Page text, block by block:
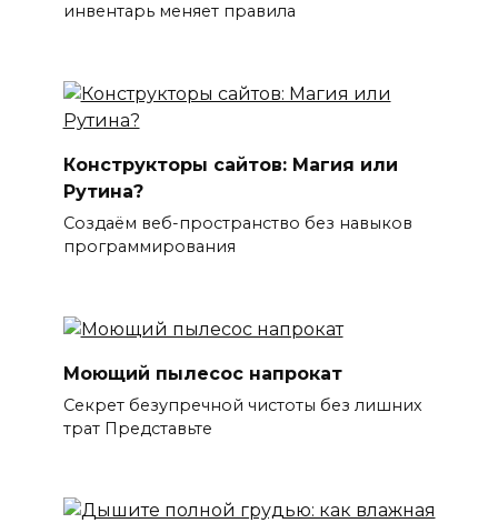
инвентарь меняет правила
Конструкторы сайтов: Магия или
Рутина?
Создаём веб-пространство без навыков
программирования
Моющий пылесос напрокат
Секрет безупречной чистоты без лишних
трат Представьте